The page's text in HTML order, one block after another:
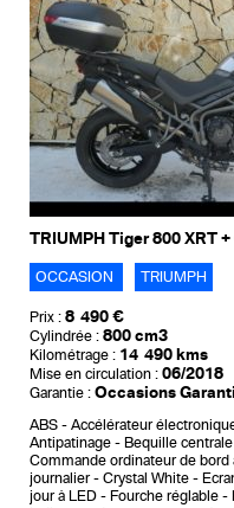
TRIUMPH Tiger 800 XRT
OCCASION TRIUMPH
Prix : 8 490 €
Cylindrée : 800 cm3
Kilométrage : 14 490 kms
Mise en circulation : 06/2018
Garantie : Occasions
ABS Accélérateur
Antipatinage
Bequille centrale
Commande ordinateur de bord
journalier
Crystal White
jour à LED
Fourche réglable